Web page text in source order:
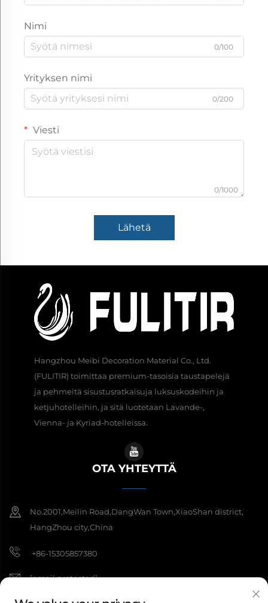
Nimi
0/100
Yrityksen nimi
0/200
Viesti
0/1000
Lähetä
Hangzhou Meibi Decoration Material Co., Ltd.
(FULITIR) toimittaa premium-tasoisia taustapelejä
ja pehmeitä sisustusratkaisuja luksuskodeihin ja
ketjuhotelleihin, ja sitä luotetaan Lavande-,
Vienna- ja Kyriad-hotelleissa.
OTA YHTEYTTÄ
No.2001,Meilin Road,DangWan Town,XiaoShan district,
HangZhou city,China
+86-15305857380
[email protected]